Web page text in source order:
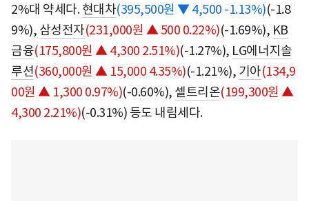
2%대 약세다.현대차(395,500원 ▼ 4,500 -1.13%)(-1.8
9%), 삼성전자(231,000원 ▲ 500 0.22%)(-1.69%), KB
금융(175,800원 ▲ 4,300 2.51%)(-1.27%), LG에너지솔
루션(360,000원 ▲ 15,000 4.35%)(-1.21%), 기아(134,9
00원 ▲ 1,300 0.97%)(-0.60%), 셀트리온(199,300원 ▲
4,300 2.21%)(-0.31%) 등도 내림세다.